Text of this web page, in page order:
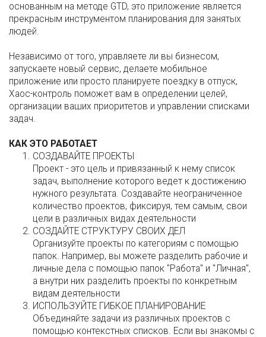
основанным на методе GTD, это приложение является
прекрасным инструментом планирования для занятых
людей.
Независимо от того, управляете ли вы бизнесом,
запускаете новый сервис, делаете мобильное
приложение или просто планируете поездку в отпуск,
Хаос-контроль поможет вам в определении целей,
организации ваших приоритетов и управлении списками
задач.
КАК ЭТО РАБОТАЕТ
СОЗДАВАЙТЕ ПРОЕКТЫ
Проект - это цель и привязанный к нему список
задач, выполнение которого ведет к достижению
нужного результата. Создавайте неограниченное
количество проектов, фиксируя, тем самым, свои
цели в различных видах деятельности
СОЗДАЙТЕ СТРУКТУРУ СВОИХ ДЕЛ
Организуйте проекты по категориям с помощью
папок. Например, вы можете разделить рабочие и
личные дела с помощью папок "Работа" и "Личная",
а внутри них разделить проекты по конкретным
видам деятельности
ИСПОЛЬЗУЙТЕ ГИБКОЕ ПЛАНИРОВАНИЕ
Объединяйте задачи из различных проектов с
помощью контекстных списков. Если вы знакомы с